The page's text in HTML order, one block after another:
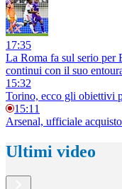
17:35
La Roma fa sul serio per
continui con il suo
15:32
Torino, ecco gli obiettivi
15:11
Arsenal, ufficiale
Ultimi video